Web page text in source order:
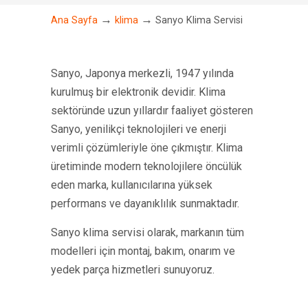
Ana Sayfa → klima → Sanyo Klima Servisi
Sanyo, Japonya merkezli, 1947 yılında
kurulmuş bir elektronik devidir. Klima
sektöründe uzun yıllardır faaliyet gösteren
Sanyo, yenilikçi teknolojileri ve enerji
verimli çözümleriyle öne çıkmıştır. Klima
üretiminde modern teknolojilere öncülük
eden marka, kullanıcılarına yüksek
performans ve dayanıklılık sunmaktadır.
Sanyo klima servisi olarak, markanın tüm
modelleri için montaj, bakım, onarım ve
yedek parça hizmetleri sunuyoruz.